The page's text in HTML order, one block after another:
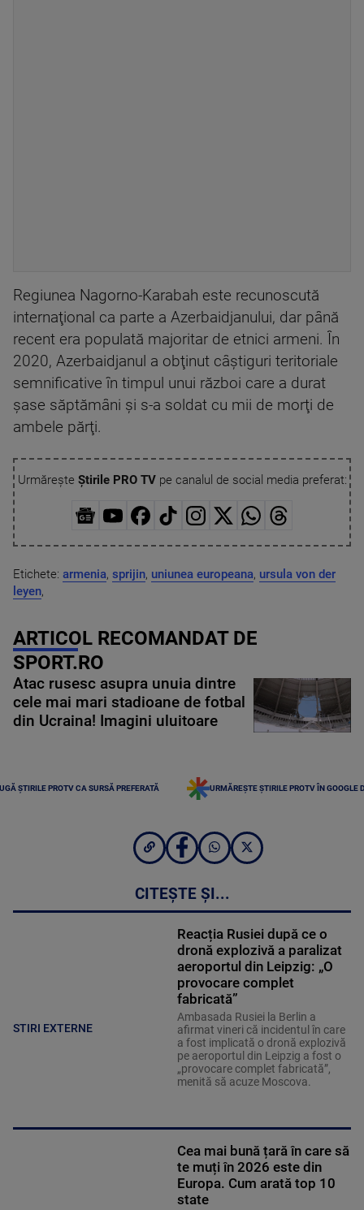
Regiunea Nagorno-Karabah este recunoscută
internaţional ca parte a Azerbaidjanului, dar până
recent era populată majoritar de etnici armeni. În
2020, Azerbaidjanul a obţinut câştiguri teritoriale
semnificative în timpul unui război care a durat
şase săptămâni şi s-a soldat cu mii de morţi de
ambele părţi.
Urmărește Știrile PRO TVpe canalul de social media preferat:
Etichete: armenia, sprijin, uniunea europeana, ursula von der
leyen,
ARTICOL RECOMANDAT DE
SPORT.RO
Atac rusesc asupra unuia dintre
cele mai mari stadioane de fotbal
din Ucraina! Imagini uluitoare
ȘTIRILE PROTV CA SURSĂ PREFERATĂ URMĂREȘTE ȘTIRILE PROTV ÎN GOOGLE
CITEȘTE ȘI...
STIRI EXTERNE
Reacția Rusiei după ce o
dronă explozivă a paralizat
aeroportul din Leipzig: „O
provocare complet
fabricată”
Ambasada Rusiei la Berlin a
afirmat vineri că incidentul în care
a fost implicată o dronă explozivă
pe aeroportul din Leipzig a fost o
„provocare complet fabricată”,
menită să acuze Moscova.
Cea mai bună țară în care să
te muți în 2026 este din
Europa. Cum arată top 10
state